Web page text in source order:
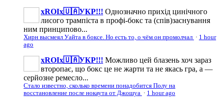
xROIx🇺🇦УКР!!! Однозначно прихід цинічного
лисого трампіста в профі-бокс та (спів)заснування
ним принципово...
Хирн высмеял Уайта в боксе. Но есть то, о чём он промолчал · 1 hour
ago
xROIx🇺🇦УКР!!! Можливо цей блазень хоч зараз
второпає, що бокс це не жарти та не якась гра, а —
серйозне ремесло...
Стало известно, сколько времени понадобится Полу на
восстановление после нокаута от Джошуа · 1 hour ago